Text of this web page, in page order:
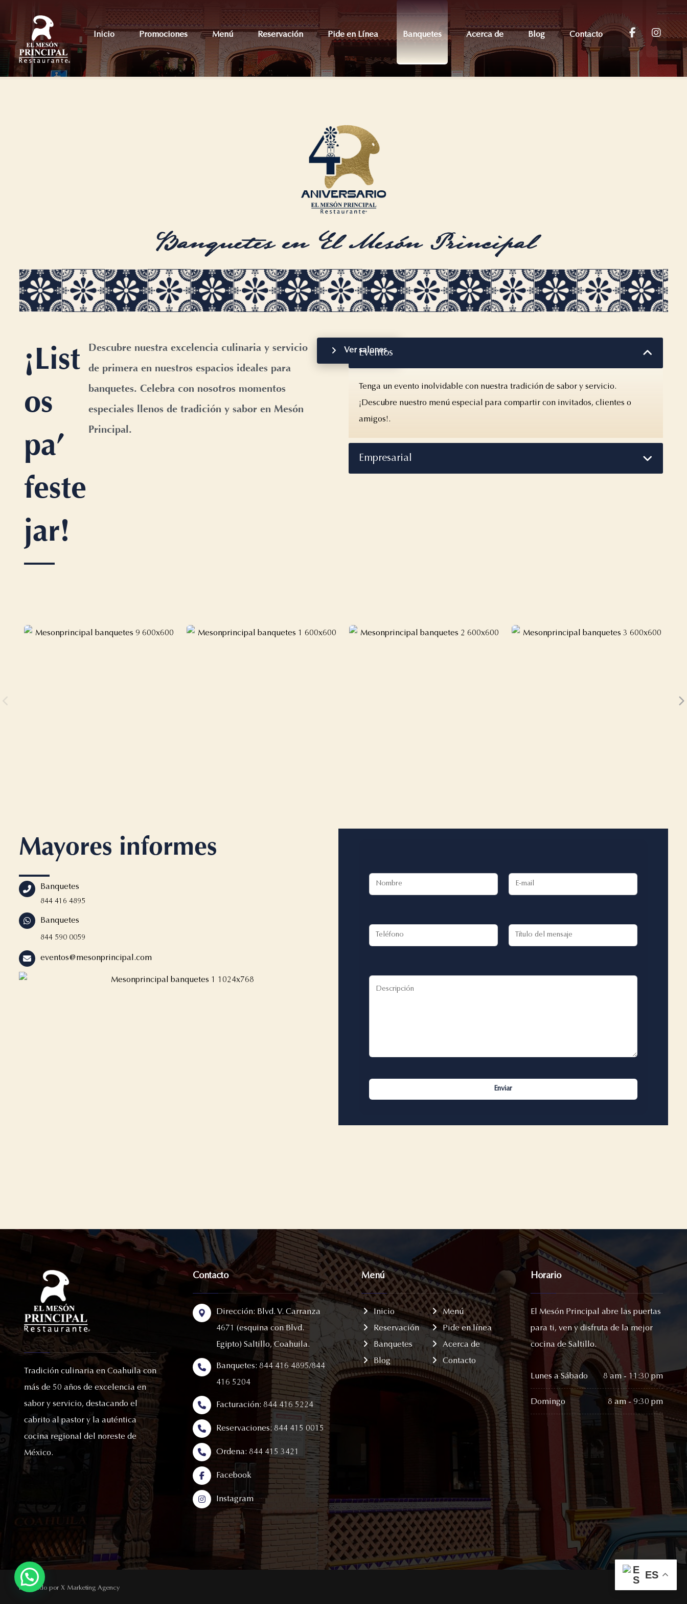
Inicio Promociones Menú Reservación Pide en Línea Banquetes Acerca de Blog Contacto
Banquetes en El Mesón Principal
¡List
os
pa’
feste
jar!
Descubre nuestra excelencia culinaria y servicio
de primera en nuestros espacios ideales para
banquetes. Celebra con nosotros momentos
especiales llenos de tradición y sabor en Mesón
Principal.
Ver salones
Eventos
Tenga un evento inolvidable con nuestra tradición de sabor y servicio.
¡Descubre nuestro menú especial para compartir con invitados, clientes o
amigos!.
Empresarial
Mayores informes
Banquetes
844 416 4895
Banquetes
844 590 0059
eventos@mesonprincipal.com
Enviar
Tradición culinaria en Coahuila con
más de 50 años de excelencia en
sabor y servicio, destacando el
cabrito al pastor y la auténtica
cocina regional del noreste de
México.
Contacto
Dirección: Blvd. V. Carranza
4671 (esquina con Blvd.
Egipto) Saltillo, Coahuila.
Banquetes: 844 416 4895/844
416 5204
Facturación: 844 416 5224
Reservaciones: 844 415 0015
Ordena: 844 415 3421
Facebook
Instagram
Menú
Inicio
Menú
Reservación
Pide en línea
Banquetes
Acerca de
Blog
Contacto
Horario
El Mesón Principal abre las puertas
para ti, ven y disfruta de la mejor
cocina de Saltillo.
Lunes a Sábado 8 am - 11:30 pm
Domingo 8 am - 9:30 pm
Diseñado por X Marketing Agency
ES